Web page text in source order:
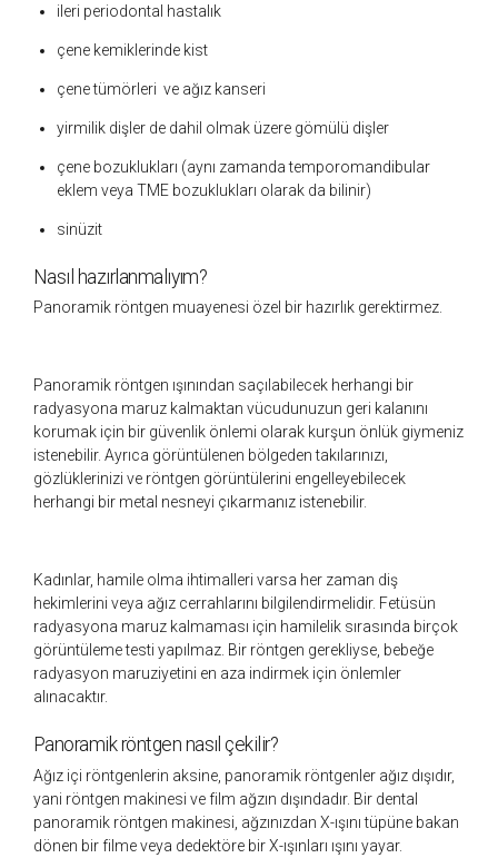
ileri periodontal hastalık
çene kemiklerinde kist
çene tümörleri ve ağız kanseri
yirmilik dişler de dahil olmak üzere gömülü dişler
çene bozuklukları (aynı zamanda temporomandibular
eklem veya TME bozuklukları olarak da bilinir)
sinüzit
Nasıl hazırlanmalıyım?
Panoramik röntgen muayenesi özel bir hazırlık gerektirmez.
Panoramik röntgen ışınından saçılabilecek herhangi bir
radyasyona maruz kalmaktan vücudunuzun geri kalanını
korumak için bir güvenlik önlemi olarak kurşun önlük giymeniz
istenebilir. Ayrıca görüntülenen bölgeden takılarınızı,
gözlüklerinizi ve röntgen görüntülerini engelleyebilecek
herhangi bir metal nesneyi çıkarmanız istenebilir.
Kadınlar, hamile olma ihtimalleri varsa her zaman diş
hekimlerini veya ağız cerrahlarını bilgilendirmelidir. Fetüsün
radyasyona maruz kalmaması için hamilelik sırasında birçok
görüntüleme testi yapılmaz. Bir röntgen gerekliyse, bebeğe
radyasyon maruziyetini en aza indirmek için önlemler
alınacaktır.
Panoramik röntgen nasıl çekilir?
Ağız içi röntgenlerin aksine, panoramik röntgenler ağız dışıdır,
yani röntgen makinesi ve film ağzın dışındadır. Bir dental
panoramik röntgen makinesi, ağzınızdan X-ışını tüpüne bakan
dönen bir filme veya dedektöre bir X-ışınları ışını yayar.